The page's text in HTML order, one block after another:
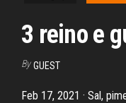
3 reino e
By GUEST
Feb 17, 2021 · Sal,